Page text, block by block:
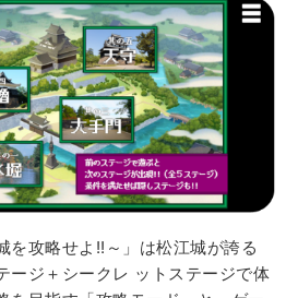
を攻略せよ!!～」は松江城が誇る
ージ＋シークレ ットステージで体